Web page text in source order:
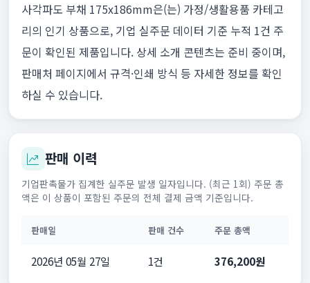
사각파도 부채 175x186mm은(는) 가정/생활용품 카테고
리의 인기 상품으로, 기업 실주문 데이터 기준 누적 1건 주
문이 확인된 제품입니다. 상세 소개 콘텐츠는 준비 중이며,
판매처 페이지에서 규격·인쇄 방식 등 자세한 정보를 확인
하실 수 있습니다.
판매 이력
기업판촉물가 집계한 실주문 발생 일자입니다. (최근 1회) 주문 총
액은 이 상품이 포함된 주문의 전체 결제 금액 기준입니다.
판매일 판매 건수 주문 총액
2026년 05월 27일 1건 376,200원